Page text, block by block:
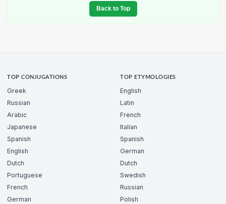
Back to Top
TOP CONJUGATIONS
Greek
Russian
Arabic
Japanese
Spanish
English
Dutch
Portuguese
French
German
TOP ETYMOLOGIES
English
Latin
French
Italian
Spanish
German
Dutch
Swedish
Russian
Polish